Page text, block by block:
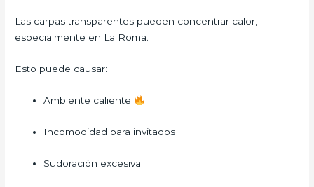
Las carpas transparentes pueden concentrar calor,
especialmente en La Roma.
Esto puede causar:
Ambiente caliente
Incomodidad para invitados
Sudoración excesiva